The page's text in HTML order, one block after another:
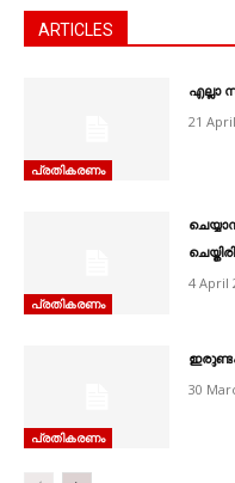
ARTICLES
പ്രതികരണം
എല്ലാ
21
പ്രതികരണം
4 April
പ്രതികരണം
30